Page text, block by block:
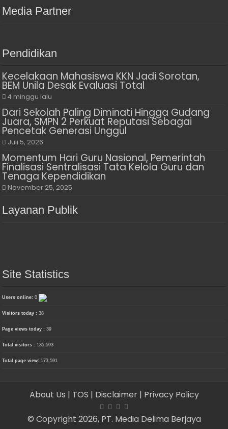
Media Partner
Pendidikan
Kecelakaan Mahasiswa KKN Jadi Sorotan,
BEM Unila Desak Evaluasi Total
4 minggu lalu
Dari Sekolah Paling Diminati Hingga Gudang
Juara, SMPN 2 Perkuat Reputasi Sebagai
Pencetak Generasi Unggul
Juli 5, 2026
Momentum Hari Guru Nasional, Pemerintah
Finalisasi Sentralisasi Tata Kelola Guru dan
Tenaga Kependidikan
November 25, 2025
Layanan Publik
Site Statistics
Users online:0
Visitors today :38
Page views today :39
Total visitors :135,593
Total page view:173,591
About Us | TOS | Disclaimer | Privacy Policy
© Copyright 2026, PT. Media Delima Berjaya